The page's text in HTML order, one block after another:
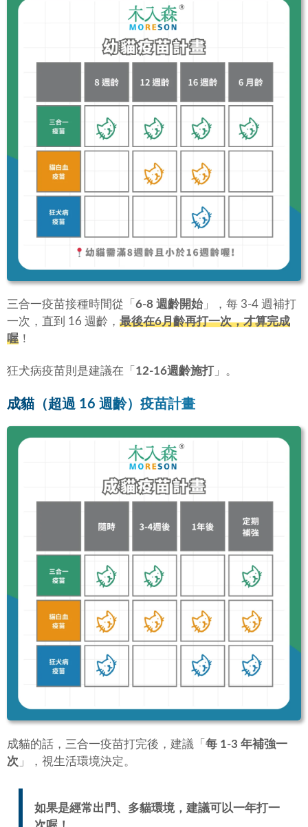
三合一疫苗接種時間從「 6-8 週齡開始 」，每 3-4 週補打
一次，直到 16 週齡， 最後在6月齡再打一次，才算完成
喔 ！
狂犬病疫苗則是建議在「 12-16週齡施打」。
成貓（超過 16 週齡）疫苗計畫
成貓的話，三合一疫苗打完後，建議「 每 1-3 年補強一
次 」，視生活環境決定。
如果是經常出門、多貓環境，建議可以一年打一